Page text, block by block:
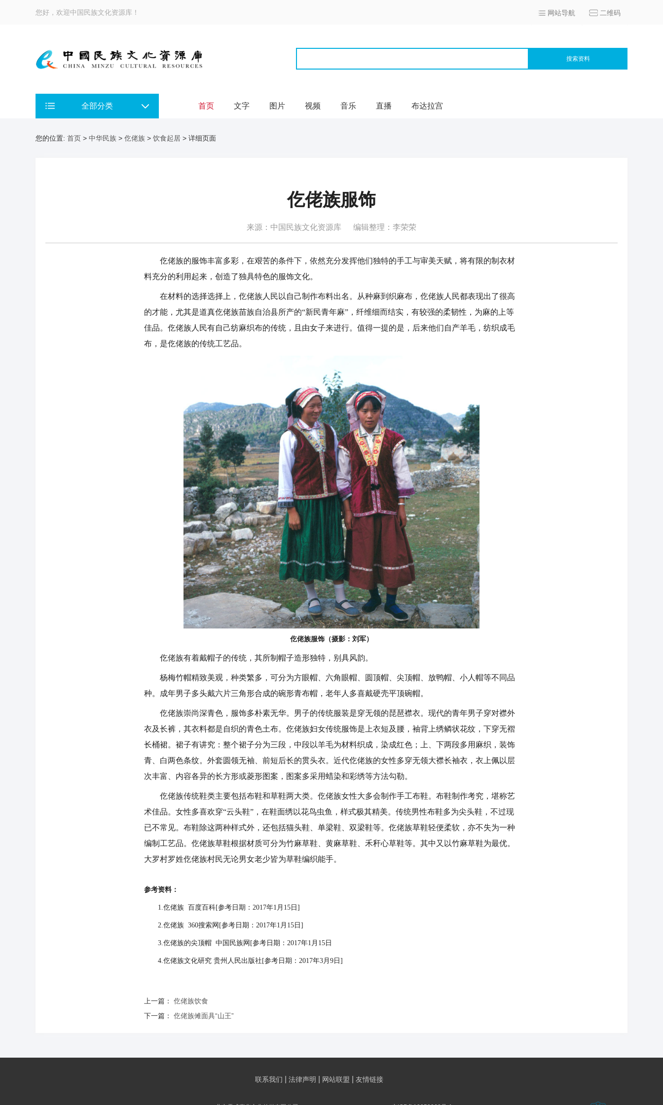
您好，欢迎中国民族文化资源库！ 网站导航 二维码
搜索资料
全部分类 首页 文字 图片 视频 音乐 直播 布达拉宫
您的位置: 首页 > 中华民族 > 仡佬族 > 饮食起居 > 详细页面
仡佬族服饰
来源：中国民族文化资源库 编辑整理：李荣荣
仡佬族的服饰丰富多彩，在艰苦的条件下，依然充分发挥他们独特的手工与审美天赋，将有限的制衣材
料充分的利用起来，创造了独具特色的服饰文化。
在材料的选择选择上，仡佬族人民以自己制作布料出名。从种麻到织麻布，仡佬族人民都表现出了很高
的才能，尤其是道真仡佬族苗族自治县所产的“新民青年麻”，纤维细而结实，有较强的柔韧性，为麻的上等
佳品。仡佬族人民有自己纺麻织布的传统，且由女子来进行。值得一提的是，后来他们自产羊毛，纺织成毛
布，是仡佬族的传统工艺品。
仡佬族服饰（摄影：刘军）
仡佬族有着戴帽子的传统，其所制帽子造形独特，别具风韵。
杨梅竹帽精致美观，种类繁多，可分为方眼帽、六角眼帽、圆顶帽、尖顶帽、放鸭帽、小人帽等不同品
种。成年男子多头戴六片三角形合成的碗形青布帽，老年人多喜戴硬壳平顶碗帽。
仡佬族崇尚深青色，服饰多朴素无华。男子的传统服装是穿无领的琵琶襟衣。现代的青年男子穿对襟外
衣及长裤，其衣料都是自织的青色土布。仡佬族妇女传统服饰是上衣短及腰，袖背上绣鳞状花纹，下穿无褶
长桶裙。裙子有讲究：整个裙子分为三段，中段以羊毛为材料织成，染成红色；上、下两段多用麻织，装饰
青、白两色条纹。外套圆领无袖、前短后长的贯头衣。近代仡佬族的女性多穿无领大襟长袖衣，衣上佩以层
次丰富、内容各异的长方形或菱形图案，图案多采用蜡染和彩绣等方法勾勒。
仡佬族传统鞋类主要包括布鞋和草鞋两大类。仡佬族女性大多会制作手工布鞋。布鞋制作考究，堪称艺
术佳品。女性多喜欢穿“云头鞋”，在鞋面绣以花鸟虫鱼，样式极其精美。传统男性布鞋多为尖头鞋，不过现
已不常见。布鞋除这两种样式外，还包括猫头鞋、单梁鞋、双梁鞋等。仡佬族草鞋轻便柔软，亦不失为一种
编制工艺品。仡佬族草鞋根据材质可分为竹麻草鞋、黄麻草鞋、禾秆心草鞋等。其中又以竹麻草鞋为最优。
大罗村罗姓仡佬族村民无论男女老少皆为草鞋编织能手。
参考资料：
1.仡佬族 百度百科[参考日期：2017年1月15日]
2.仡佬族 360搜索网[参考日期：2017年1月15日]
3.仡佬族的尖顶帽 中国民族网[参考日期：2017年1月15日
4.仡佬族文化研究 贵州人民出版社[参考日期：2017年3月9日]
上一篇： 仡佬族饮食
下一篇： 仡佬族傩面具“山王”
联系我们 法律声明 网站联盟 友情链接